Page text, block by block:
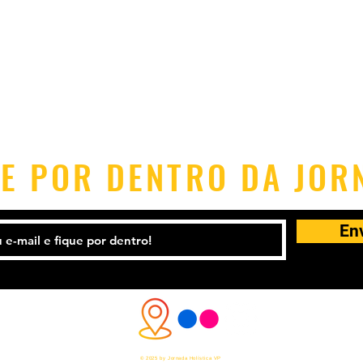
POR DENTRO DA
© 2025 by Jornada Holística VP